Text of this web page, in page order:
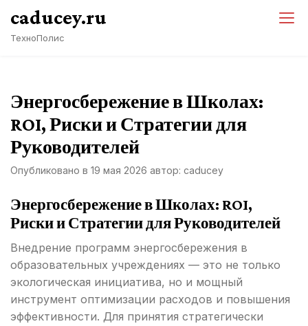
Перейти
содержимому
caducey.ru
ТехноПолис
Энергосбережение в Школах:
ROI, Риски и Стратегии для
Руководителей
Опубликовано в 19 мая 2026 автор: caducey
Энергосбережение в Школах: ROI,
Риски и Стратегии для Руководителей
Внедрение программ энергосбережения в
образовательных учреждениях — это не только
экологическая инициатива, но и мощный
инструмент оптимизации расходов и повышения
эффективности. Для принятия стратегически